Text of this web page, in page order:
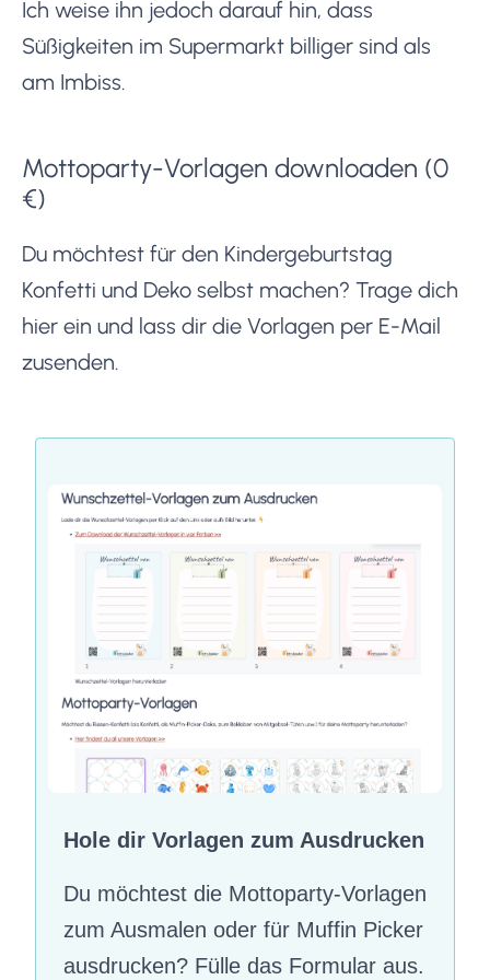
Ich weise ihn jedoch darauf hin, dass
Süßigkeiten im Supermarkt billiger sind als
am Imbiss.
Mottoparty-Vorlagen downloaden (0
€)
Du möchtest für den Kindergeburtstag
Konfetti und Deko selbst machen? Trage dich
hier ein und lass dir die Vorlagen per E-Mail
zusenden.
Hole dir Vorlagen zum Ausdrucken
Du möchtest die Mottoparty-Vorlagen
zum Ausmalen oder für Muffin Picker
ausdrucken? Fülle das Formular aus.